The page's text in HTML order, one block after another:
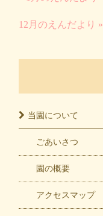
12月のえんだより »
当園について
ごあいさつ
園の概要
アクセスマップ